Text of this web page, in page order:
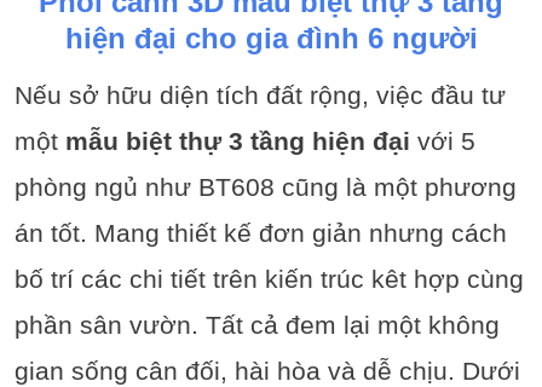
hiện đại cho gia đình 6 người
Nếu sở hữu diện tích đất rộng, việc đầu tư
một mẫu biệt thự 3 tầng hiện đại với 5
phòng ngủ như BT608 cũng là một phương
án tốt. Mang thiết kế đơn giản nhưng cách
bố trí các chi tiết trên kiến trúc kêt hợp cùng
phần sân vườn. Tất cả đem lại một không
gian sống cân đối, hài hòa và dễ chịu. Dưới